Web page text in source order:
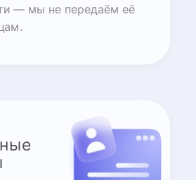
— мы не передаём её